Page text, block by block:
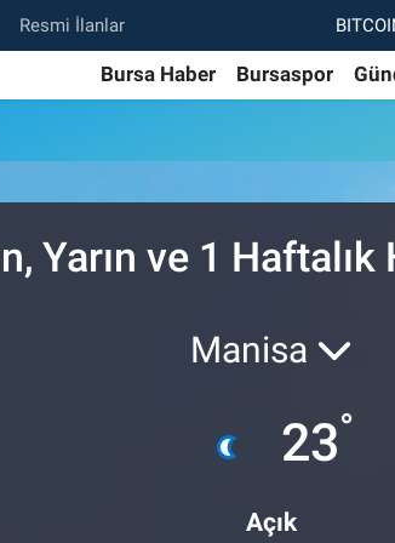
Resmi İlanlar
GRAM
Bursa Haber Bursaspor
Yarın ve 1
Manisa
23°
Açık